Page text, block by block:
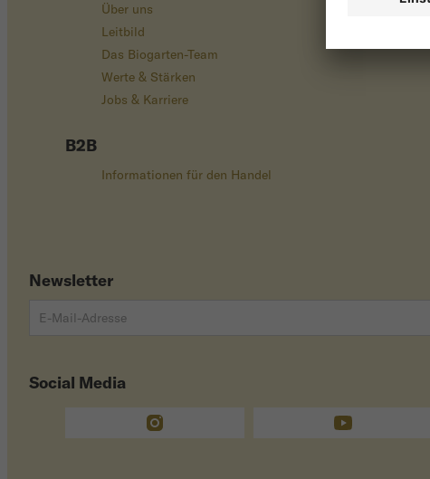
Über uns
Leitbild
Das Biogarten-Team
Werte & Stärken
Jobs & Karriere
B2B
Informationen für den Handel
Newsletter
Social Media